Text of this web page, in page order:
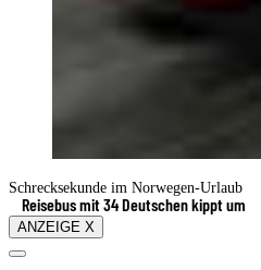
Schrecksekunde im Norwegen-Urlaub
Reisebus mit 34 Deutschen kippt um
ANZEIGE X